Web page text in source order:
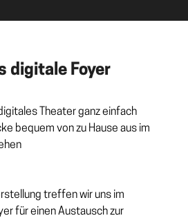
digitale Foyer
Theater ganz einfach
bequem von zu Hause aus im
treffen wir uns im
für einen Austausch zur